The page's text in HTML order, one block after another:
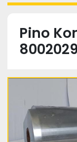
Pino